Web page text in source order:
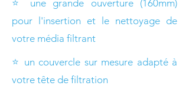
⭐ une grande ouverture (160mm)
pour l'insertion et le nettoyage de
votre média filtrant
⭐ un couvercle sur mesure adapté à
votre tête de filtration